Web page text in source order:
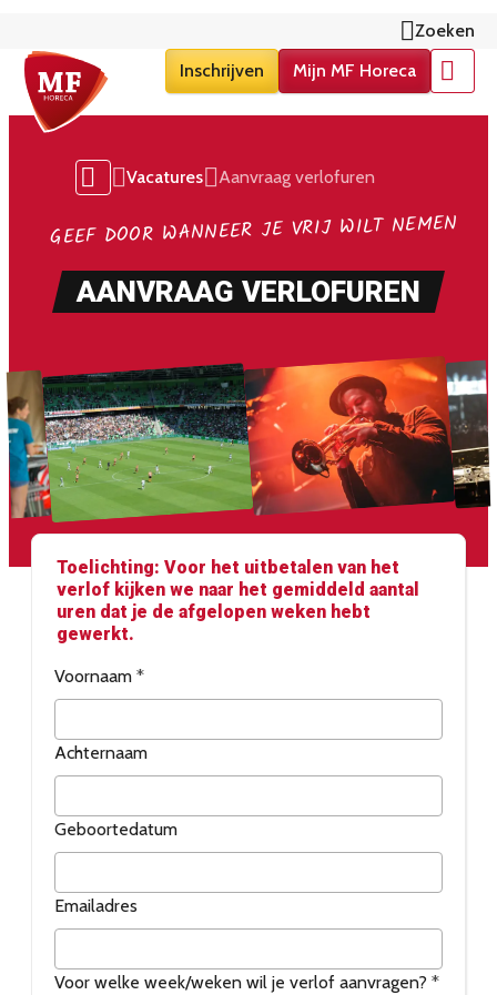
Zoeken
Inschrijven
Mijn MF Horeca
Vacatures Aanvraag verlofuren
GEEF DOOR WANNEER JE VRIJ WILT NEMEN
AANVRAAG VERLOFUREN
Toelichting: Voor het uitbetalen van het
verlof kijken we naar het gemiddeld aantal
uren dat je de afgelopen weken hebt
gewerkt.
Voornaam *
Achternaam
Geboortedatum
Emailadres
Voor welke week/weken wil je verlof aanvragen? *